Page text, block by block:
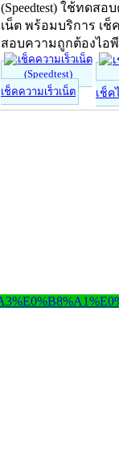
(Speedtest) ใช้ทดสอ
เน็ต พร้อมบริการ เช็
สอบความถูกต้องไอ
เช็คความเร็วเน็ต เช็ค